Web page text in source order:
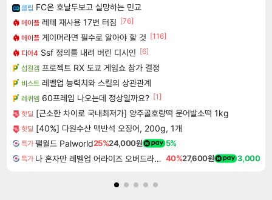
클립 FC온 호날두보고 실망하는 민교
메이플 레테 재사용 17번 터짐 [76]
메이플 게이머라면 필수로 알아야 할 것 [116]
디아4 Ssf 정의를 내려 버린 디시인 [6]
섭컬겜 프로젝트 RX 도쿄 게임쇼 참가 결정
비스트 레벨업 능력치와 스킬의 상관관계
레퀴엠 60프레임 나오는데 정상일까요? [1]
핫딜 [근소한 차이로 국내최저가] 양주골호랑떡 문어발소떡 1kg
핫딜 [40%] 다원수산 맥반석 오징어, 200g, 1개
특가 팰월드 Palworld25%24,000원 5%
특가 나 혼자만 레벨업 어라이즈 오버드라이브 Solo Leveling Arise 40%27,600원 3,000